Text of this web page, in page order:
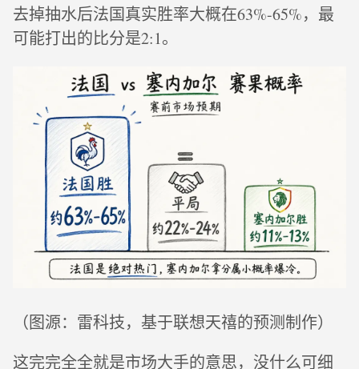
去掉抽水后法国真实胜率大概在63%-65%，最
可能打出的比分是2:1。
（图源：雷科技，基于联想天禧的预测制作）
这完完全全就是市场大手的意思，没什么可细